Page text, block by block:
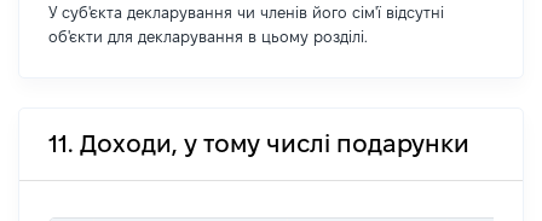
У суб'єкта декларування чи членів його сім'ї відсутні
об'єкти для декларування в цьому розділі.
11. Доходи, у тому числі подарунки